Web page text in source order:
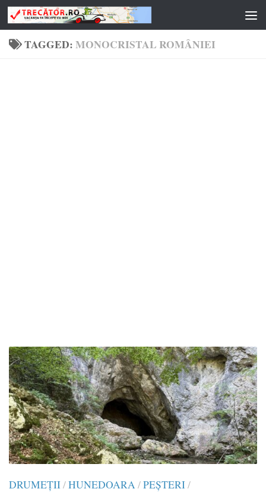
Skip to content
TAGGED:MONOCRISTAL ROMÂNIEI
DRUMEŢII/HUNEDOARA/PEȘTERI/